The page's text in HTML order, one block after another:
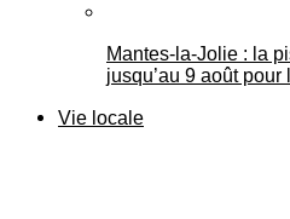
Mantes-la-Jolie : la
jusqu’au 9 août
Vie locale